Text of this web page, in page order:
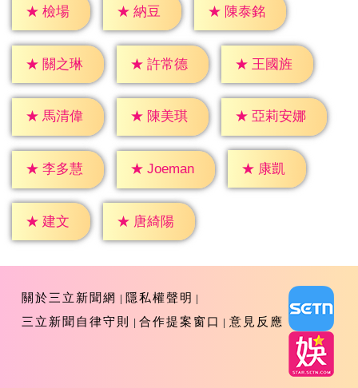
★ 檢場 ★ 納豆 ★ 陳泰銘
★ 關之琳 ★ 許常德 ★ 王國旌
★ 馬清偉 ★ 陳美琪 ★ 亞莉安娜
★ 李多慧 ★ Joeman ★ 康凱
★ 建文 ★ 唐綺陽
關於三立新聞網
隱私權聲明
三立新聞自律守則
合作提案窗口 意見反應